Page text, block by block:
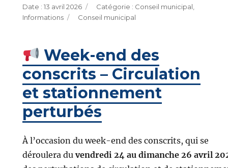
Publié
le
13 avril 2026 Catégories
Conseil municipal,
Informations
Étiquettes
Conseil municipal
Week-end des
conscrits – Circulation
et stationnement
perturbés
À l’occasion du week-end des conscrits, qui se
déroulera du vendredi 24 au dimanche 26 avril